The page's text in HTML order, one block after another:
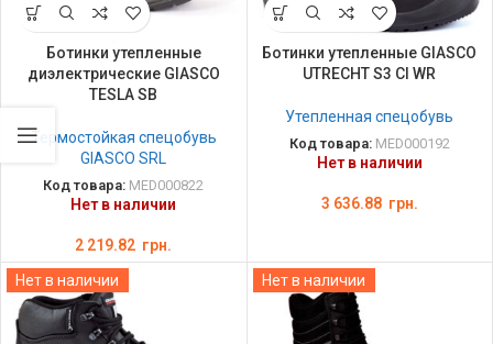
Ботинки утепленные
диэлектрические GIASCO
TESLA SB
Термостойкая спецобувь
GIASCO SRL
Код товара: MED000822
Нет в наличии
2 219.82 грн.
Ботинки утепленные GIASCO
UTRECHT S3 CI WR
Утепленная спецобувь
Код товара: MED000192
Нет в наличии
3 636.88 грн.
Нет в наличии Нет в наличии